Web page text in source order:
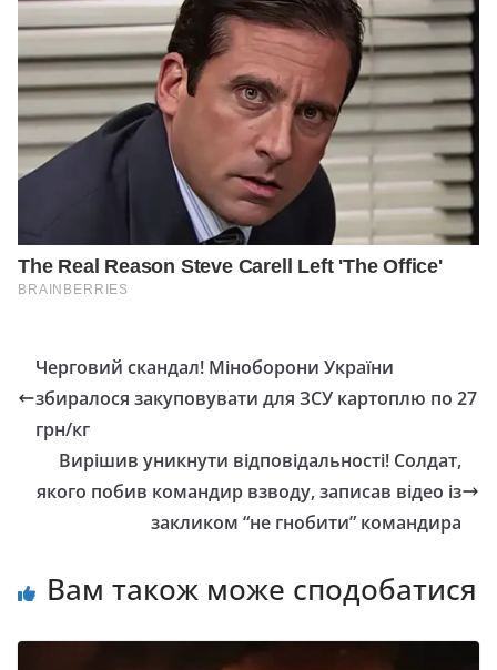
Черговий скандал! Міноборони України
збиралося закуповувати для ЗСУ картоплю по 27
грн/кг
Вирішив уникнути відповідальності! Солдат,
якого побив командир взводу, записав відео із
закликом “не гнобити” командира
Вам також може сподобатися